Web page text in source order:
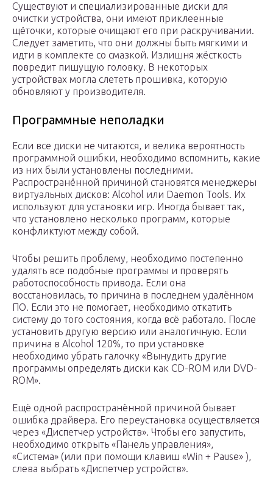
Существуют и специализированные диски для
очистки устройства, они имеют приклеенные
щёточки, которые очищают его при раскручивании.
Следует заметить, что они должны быть мягкими и
идти в комплекте со смазкой. Излишня жёсткость
повредит пишущую головку. В некоторых
устройствах могла слететь прошивка, которую
обновляют у производителя.
Программные неполадки
Если все диски не читаются, и велика вероятность
программной ошибки, необходимо вспомнить, какие
из них были установлены последними.
Распространённой причиной становятся менеджеры
виртуальных дисков: Alcohol или Daemon Tools. Их
используют для установки игр. Иногда бывает так,
что установлено несколько программ, которые
конфликтуют между собой.
Чтобы решить проблему, необходимо постепенно
удалять все подобные программы и проверять
работоспособность привода. Если она
восстановилась, то причина в последнем удалённом
ПО. Если это не помогает, необходимо откатить
систему до того состояния, когда всё работало. После
установить другую версию или аналогичную. Если
причина в Alcohol 120%, то при установке
необходимо убрать галочку «Вынудить другие
программы определять диски как CD-ROM или DVD-
ROM».
Ещё одной распространённой причиной бывает
ошибка драйвера. Его переустановка осуществляется
через «Диспетчер устройств». Чтобы его запустить,
необходимо открыть «Панель управления»,
«Система» (или при помощи клавиш «Win + Pause» ),
слева выбрать «Диспетчер устройств».